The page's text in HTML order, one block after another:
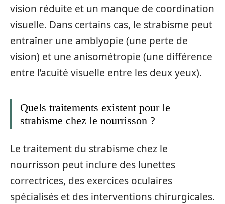
vision réduite et un manque de coordination
visuelle. Dans certains cas, le strabisme peut
entraîner une amblyopie (une perte de
vision) et une anisométropie (une différence
entre l’acuité visuelle entre les deux yeux).
Quels traitements existent pour le
strabisme chez le nourrisson ?
Le traitement du strabisme chez le
nourrisson peut inclure des lunettes
correctrices, des exercices oculaires
spécialisés et des interventions chirurgicales.